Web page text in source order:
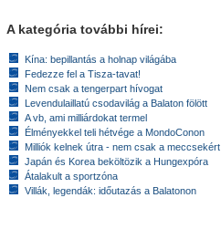
A kategória további hírei:
Kína: bepillantás a holnap világába
Fedezze fel a Tisza-tavat!
Nem csak a tengerpart hívogat
Levendulaillatú csodavilág a Balaton fölött
A vb, ami milliárdokat termel
Élményekkel teli hétvége a MondoConon
Milliók kelnek útra - nem csak a meccsekért
Japán és Korea beköltözik a Hungexpóra
Átalakult a sportzóna
Villák, legendák: időutazás a Balatonon